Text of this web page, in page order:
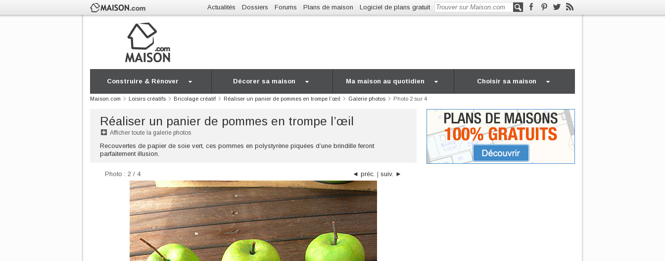
Actualités Dossiers Forums Plans de maison Logiciel de plans gratuit
Construire & Rénover Décorer sa maison Ma maison au quotidien Choisir sa maison
Maison.com Loisirs créatifs Bricolage créatif Réaliser un panier de pommes en trompe l’œil Galerie photos Photo 2 sur 4
Réaliser un panier de pommes en trompe l’œil
Afficher toute la galerie photos
Recouvertes de papier de soie vert, ces pommes en polystyrène piquées d’une brindille feront
parfaitement illusion.
◄ préc. | suiv. ►
Photo : 2 / 4